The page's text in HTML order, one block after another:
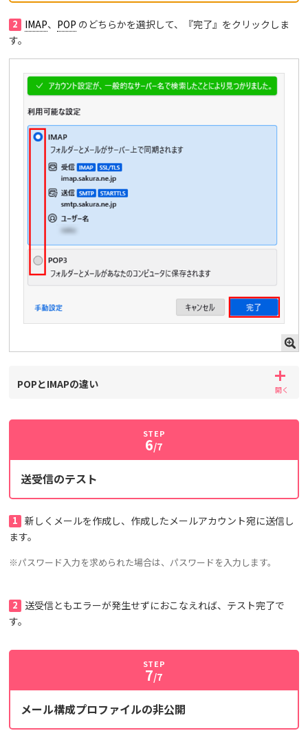
2 IMAP、 POP のどちらかを選択して、『完了』をクリックしま
す。
POPとIMAPの違い
STEP
6/7
送受信のテスト
1
新しくメールを作成し、作成したメールアカウント宛に送信し
ます。
※パスワード入力を求められた場合は、パスワードを入力します。
2
送受信ともエラーが発生せずにおこなえれば、テスト完了で
す。
STEP
7/7
メール構成プロファイルの非公開